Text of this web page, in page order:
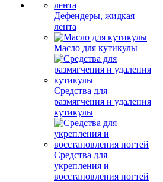
Дефендеры, жидкая
лента
Масло для кутикулы
Средства для
размягчения и удаления
кутикулы
Средства для
укрепления и
восстановления ногтей